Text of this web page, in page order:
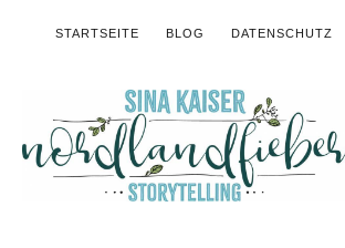
STARTSEITE BLOG DATENSCHUTZ